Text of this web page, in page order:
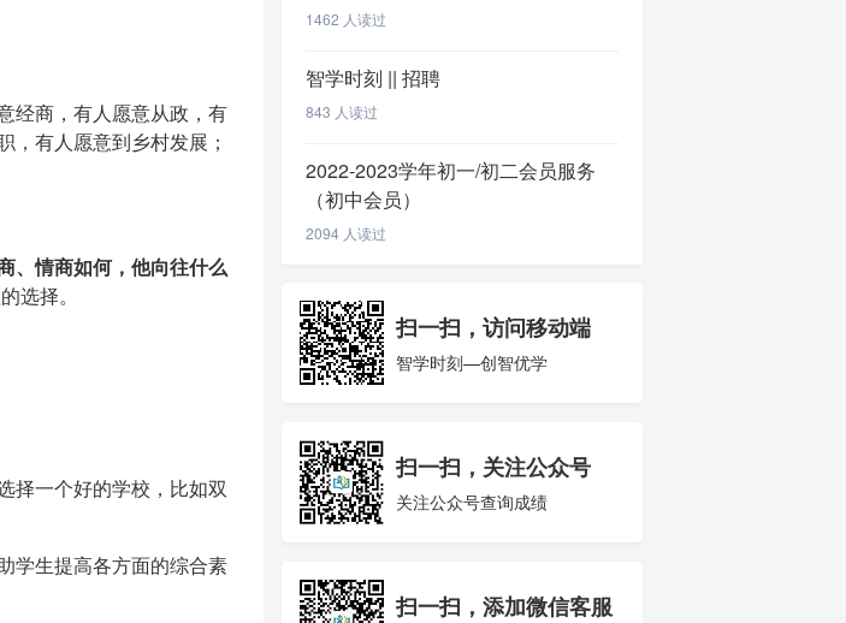
经商，有人愿意从政，有
，有人愿意到乡村发展；
、情商如何，他向往什么
选择。
择一个好的学校，比如双
学生提高各方面的综合素
1462 人读过
智学时刻 || 招聘
843 人读过
2022-2023学年初一/初二会员服务
（初中会员）
2094 人读过
扫一扫，访问移动端
智学时刻—创智优学
扫一扫，关注公众号
关注公众号查询成绩
扫一扫，添加微信客服